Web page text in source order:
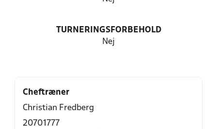
TURNERINGSFORBEHOLD
Nej
Cheftræner
Christian Fredberg
20701777